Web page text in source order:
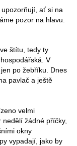
ať si na
pozor na hlavu.
štítu, tedy ty
V
po žebříku. Dnes
pavlač a ještě
velmi
nedělí žádné příčky,
okny
vypadají, jako by